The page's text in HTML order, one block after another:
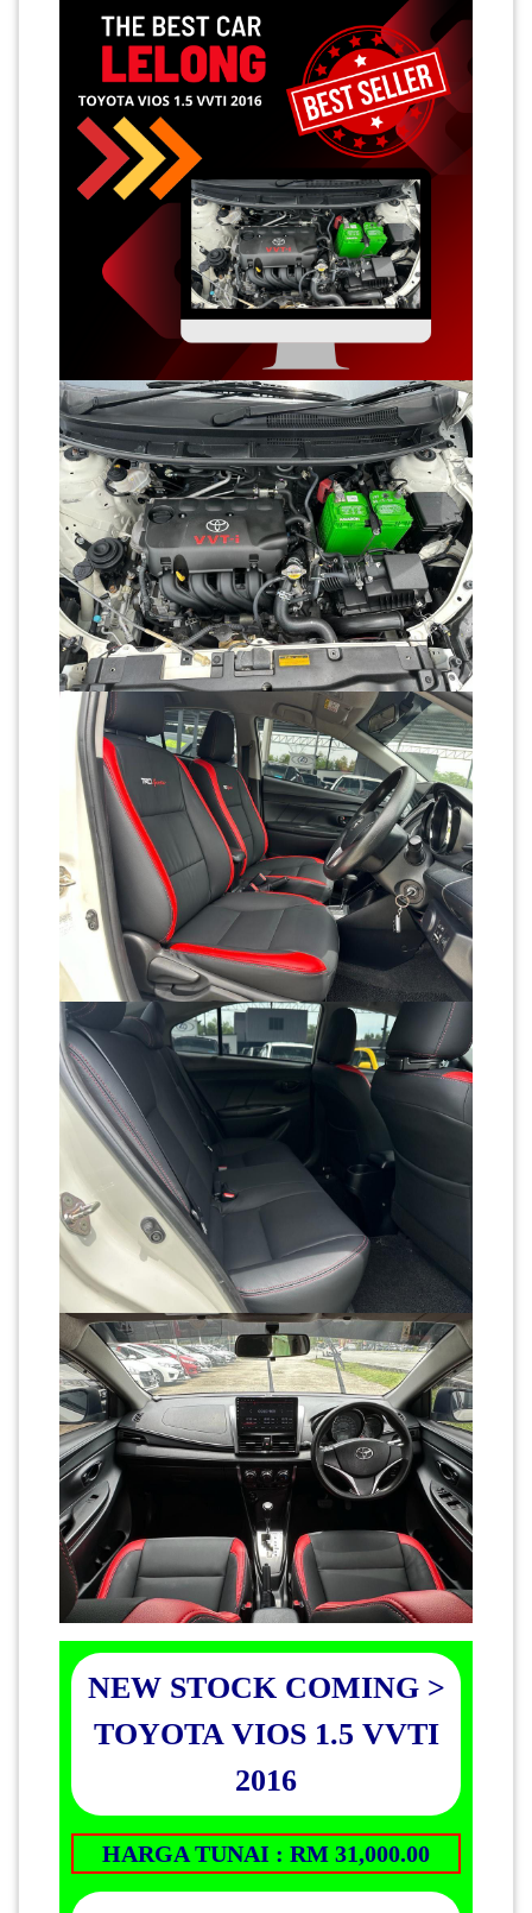
NEW STOCK COMING >
TOYOTA VIOS 1.5 VVTI
2016
HARGA TUNAI : RM 31,000.00
SABAH(0)
SARAWAK(2)
JOHOR(8)
MELAKA(53)
PERLIS(6)
KUALA
LUMPUR(16)
PUTRAJAYA(9)
LABUAN(2)
MALAYSIA(82)
INDONESIA(1)
SINGAPORE(0)
BRUNEI(0)